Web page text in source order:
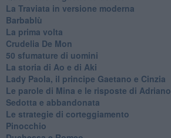
La Traviata in versione moderna
Barbablù
La prima volta
Crudelia De Mon
50 sfumature di uomini
La storia di Ao e di Aki
Lady Paola, il principe Gaetano e Cinzia
Le parole di Mina e le risposte di Adriano
Sedotta e abbandonata
Le strategie di corteggiamento
Pinocchio